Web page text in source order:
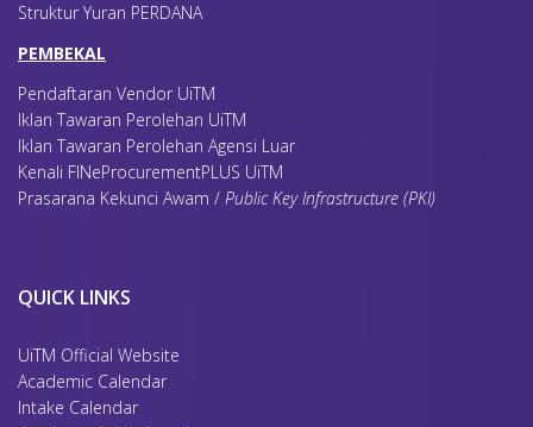
Struktur Yuran PERDANA
PEMBEKAL
Pendaftaran Vendor UiTM
Iklan Tawaran Perolehan UiTM
Iklan Tawaran Perolehan Agensi Luar
Kenali FINeProcurementPLUS UiTM
Prasarana Kekunci Awam / Public Key Infrastructure (PKI)
QUICK LINKS
UiTM Official Website
Academic Calendar
Intake Calendar